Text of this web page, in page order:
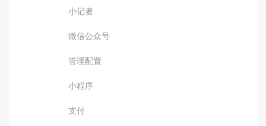
小记者
微信公众号
管理配置
小程序
支付